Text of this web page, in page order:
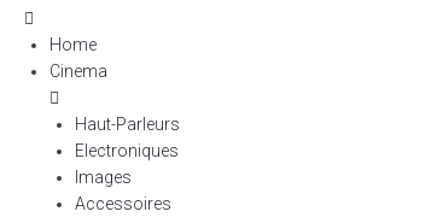
Home
Cinema
Haut-Parleurs
Electroniques
Images
Accessoires